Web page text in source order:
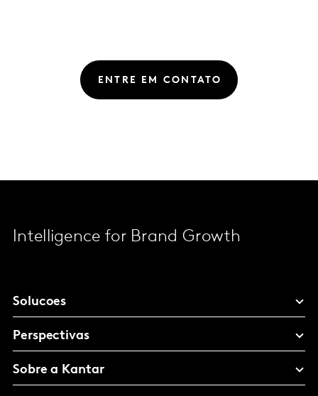
ENTRE EM CONTATO
Intelligence for Brand Growth
Solucoes
Perspectivas
Sobre a Kantar